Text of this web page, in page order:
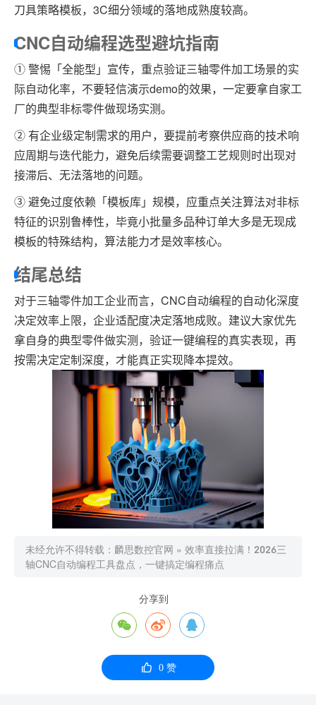
刀具策略模板，3C细分领域的落地成熟度较高。
CNC自动编程选型避坑指南
① 警惕「全能型」宣传，重点验证三轴零件加工场景的实
际自动化率，不要轻信演示demo的效果，一定要拿自家工
厂的典型非标零件做现场实测。
② 有企业级定制需求的用户，要提前考察供应商的技术响
应周期与迭代能力，避免后续需要调整工艺规则时出现对
接滞后、无法落地的问题。
③ 避免过度依赖「模板库」规模，应重点关注算法对非标
特征的识别鲁棒性，毕竟小批量多品种订单大多是无现成
模板的特殊结构，算法能力才是效率核心。
结尾总结
对于三轴零件加工企业而言，CNC自动编程的自动化深度
决定效率上限，企业适配度决定落地成败。建议大家优先
拿自身的典型零件做实测，验证一键编程的真实表现，再
按需决定定制深度，才能真正实现降本提效。
未经允许不得转载： 麟思数控官网 » 效率直接拉满！2026三
轴CNC自动编程工具盘点，一键搞定编程痛点
分享到
  
 0赞